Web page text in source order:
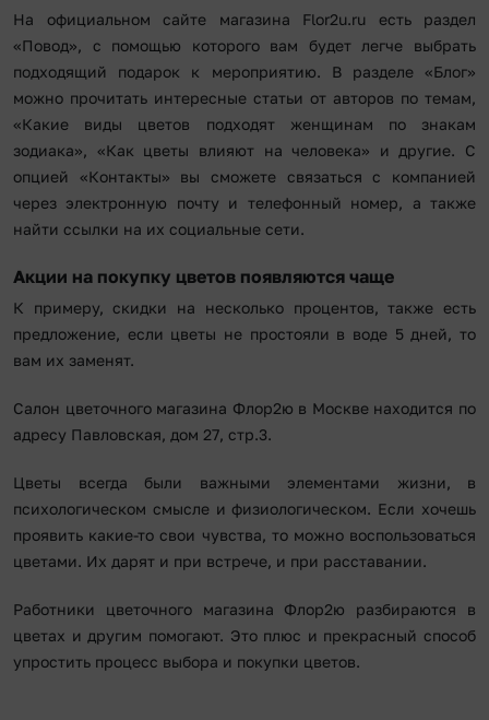
На официальном сайте магазина Flor2u.ru есть раздел
«Повод», с помощью которого вам будет легче выбрать
подходящий подарок к мероприятию. В разделе «Блог»
можно прочитать интересные статьи от авторов по темам,
«Какие виды цветов подходят женщинам по знакам
зодиака», «Как цветы влияют на человека» и другие. С
опцией «Контакты» вы сможете связаться с компанией
через электронную почту и телефонный номер, а также
найти ссылки на их социальные сети.
Акции на покупку цветов появляются чаще
К примеру, скидки на несколько процентов, также есть
предложение, если цветы не простояли в воде 5 дней, то
вам их заменят.
Салон цветочного магазина Флор2ю в Москве находится по
адресу Павловская, дом 27, стр.3.
Цветы всегда были важными элементами жизни, в
психологическом смысле и физиологическом. Если хочешь
проявить какие-то свои чувства, то можно воспользоваться
цветами. Их дарят и при встрече, и при расставании.
Работники цветочного магазина Флор2ю разбираются в
цветах и другим помогают. Это плюс и прекрасный способ
упростить процесс выбора и покупки цветов.